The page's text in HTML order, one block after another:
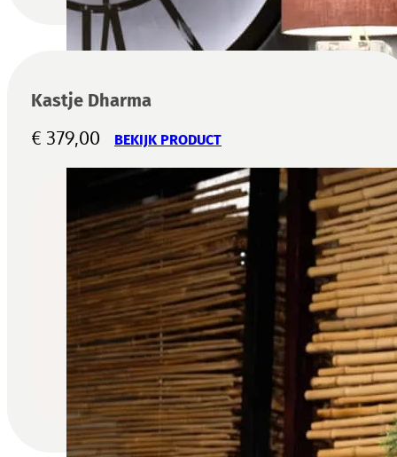
Kastje Dharma
€ 379,00 BEKIJK PRODUCT